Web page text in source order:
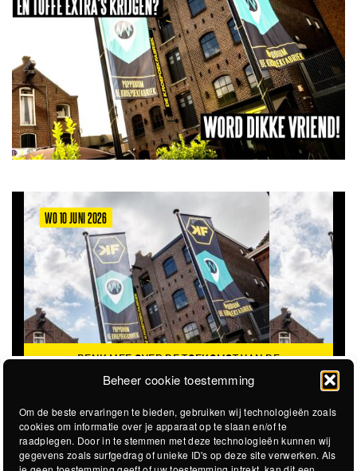
Beheer cookie toestemming
Om de beste ervaringen te bieden, gebruiken wij technologieën zoals
cookies om informatie over je apparaat op te slaan en/of te
raadplegen. Door in te stemmen met deze technologieën kunnen wij
gegevens zoals surfgedrag of unieke ID's op deze site verwerken. Als
WO 10 JUNI 2026
DENK MEE OVER DE TOEKOMST VAN DE
KROEPOEKFABRIEK